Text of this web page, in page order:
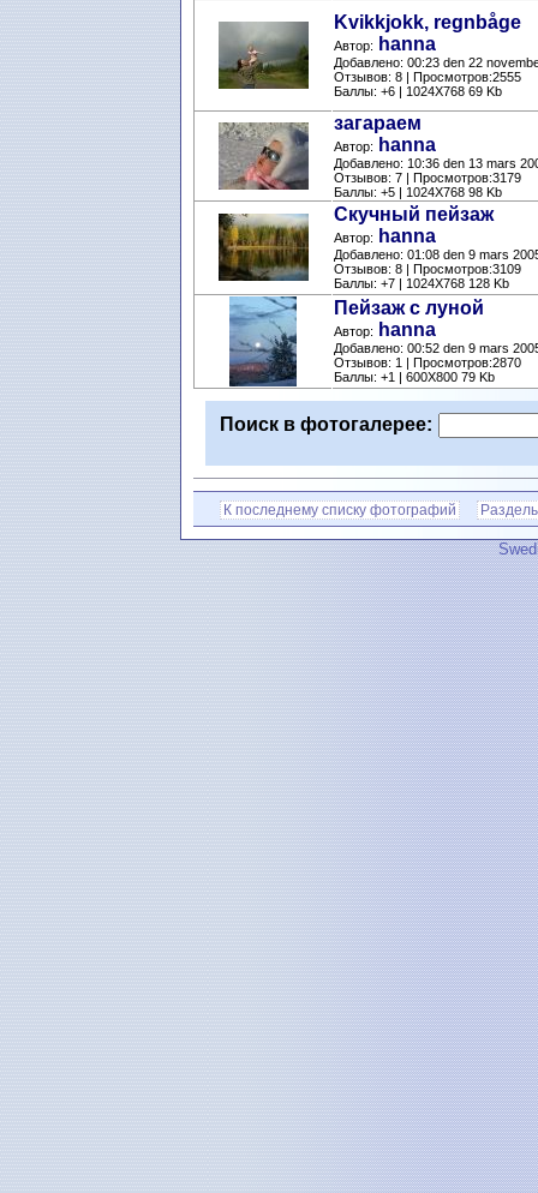
Kvikkjokk, regnbåge
Автор: hanna
Добавлено: 00:23 den 22
Отзывов: 8 | Просмотров:2555
Баллы: +6 | 1024X768 69 Kb
загараем
Автор: hanna
Добавлено: 10:36 den 13 mars
Отзывов: 7 | Просмотров:3179
Баллы: +5 | 1024X768 98 Kb
Скучный пейзаж
Автор: hanna
Добавлено: 01:08 den 9 mars
Отзывов: 8 | Просмотров:3109
Баллы: +7 | 1024X768 128 Kb
Пейзаж с луной
Автор: hanna
Добавлено: 00:52 den 9 mars
Отзывов: 1 | Просмотров:2870
Баллы: +1 | 600X800 79 Kb
Поиск в фотогалерее:
К последнему списку фотографий